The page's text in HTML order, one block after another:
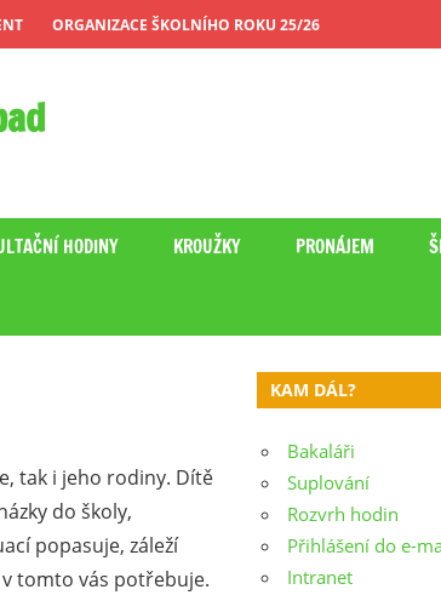
ORGANIZACE ŠKOLNÍHO ROKU 25/26
HODINY KROUŽKY PRONÁJEM
tak i jeho rodiny. Dítě
do školy,
popasuje, záleží
tomto vás potřebuje.
KAM DÁL?
Bakaláři
Suplování
Rozvrh hodin
Přihlášení do e-
Intranet